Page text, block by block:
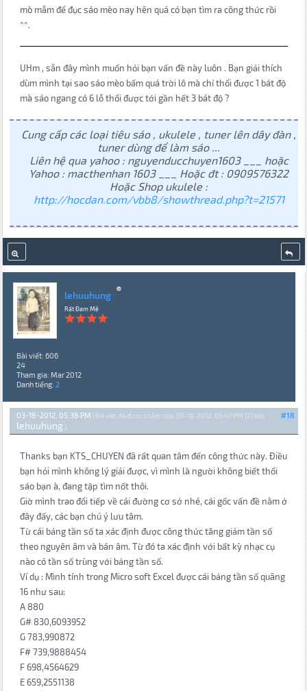
mò mẫm để đục sáo mèo nay hên quá có bạn tìm ra công thức rồi
^^.
UHm , sẵn đây mình muốn hỏi bạn vấn đề này luôn . Bạn giải thích
dùm mình tại sao sáo mèo bấm quá trời lô mà chỉ thổi được 1 bát độ
mà sáo ngang có 6 lỗ thổi được tới gần hết 3 bát độ ?
Cung cấp các loại tiêu sáo , ukulele , tuner lên dây đàn ,
tuner dùng để làm sáo ...
Liên hệ qua yahoo : nguyenducchuyen1603 ___ hoặc
Yahoo : macthenhan 1603 ___ Hoặc đt : 0909576322
Hoặc Shop ukulele :
http://hocdan.com/vbb8/showthread.php?t=21571
lehuuhung
Rất Đam Mê
Bài viết: 606
24
Tham gia: Mar 2012
Danh tiếng: 2
#18
03-18-2012, 05:38 PM (Bài viết đã được chỉnh sửa: 03-18-2012, 05:40 PM {2} bởi
lehuuhung.)
Thanks bạn KTS_CHUYEN đã rất quan tâm đến công thức này. Điều
bạn hỏi mình không lý giải được, vì mình là người không biết thổi
sáo bạn à, đang tập tìm nốt thôi.
Giờ mình trao đổi tiếp về cái đường cơ sở nhé, cái gốc vấn đề nằm ở
đây đấy, các bạn chú ý lưu tâm.
Từ cái bảng tần số ta xác định được công thức tăng giảm tần số
theo nguyên âm và bán âm. Từ đó ta xác định với bất kỳ nhạc cụ
nào có tần số trùng với bảng tần số.
Ví dụ : Mình tính trong Micro soft Excel được cái bảng tần số quãng
16 như sau:
A 880
G# 830,6093952
G 783,990872
F# 739,9888454
F 698,4564629
E 659,2551138